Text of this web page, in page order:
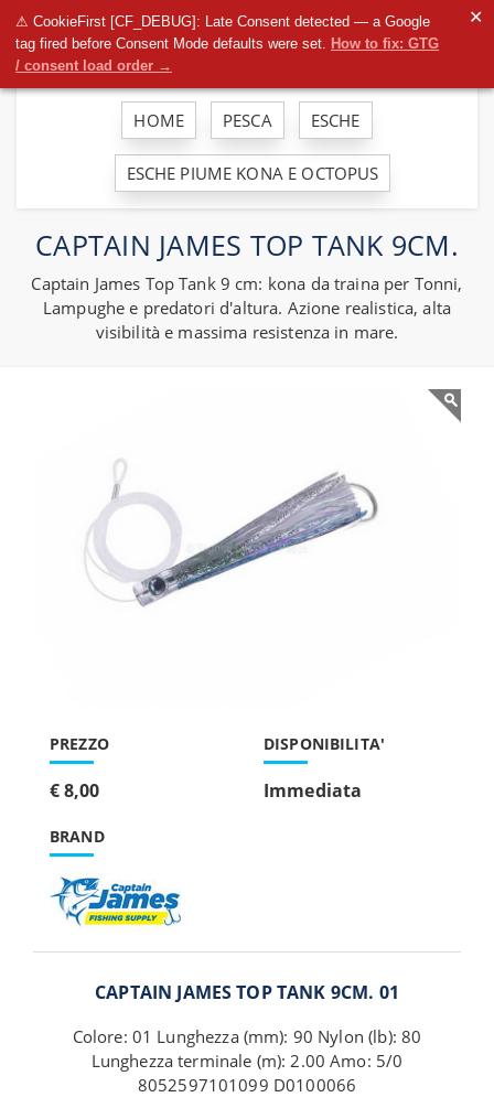
⚠ CookieFirst [CF_DEBUG]: Late Consent detected — a Google
tag fired before Consent Mode defaults were set. How to fix: GTG
/ consent load order →
✕
HOME PESCA ESCHE
ESCHE PIUME KONA E OCTOPUS
CAPTAIN JAMES TOP TANK 9CM.
Captain James Top Tank 9 cm: kona da traina per Tonni,
Lampughe e predatori d'altura. Azione realistica, alta
visibilità e massima resistenza in mare.
PREZZO
€ 8,00
BRAND
DISPONIBILITA'
Immediata
CAPTAIN JAMES TOP TANK 9CM. 01
Colore: 01 Lunghezza (mm): 90 Nylon (lb): 80
Lunghezza terminale (m): 2.00 Amo: 5/0
8052597101099 D0100066